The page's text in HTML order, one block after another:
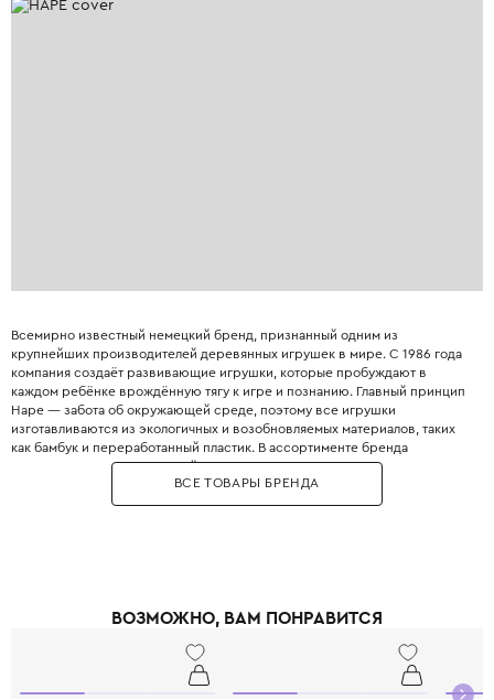
Всемирно известный немецкий бренд, признанный одним из
крупнейших производителей деревянных игрушек в мире. С 1986 года
компания создаёт развивающие игрушки, которые пробуждают в
каждом ребёнке врождённую тягу к игре и познанию. Главный принцип
Hape — забота об окружающей среде, поэтому все игрушки
изготавливаются из экологичных и возобновляемых материалов, таких
как бамбук и переработанный пластик. В ассортименте бренда
представлены десятки серий: от деревянных сортеров и пазлов для
самых маленьких до сложных конструкторов и лабиринтов Quadrilla для
детей постарше. Hape также предлагает уникальные игрушки из
логику и моторику, но и радует глаз яркими, продуманными формами.
инструменты и наборы для творчества, стимулирующие всестороннее
развитие малыша. Hape — это выбор родителей, которые хотят, чтобы
игрушки их детей были безопасными, долговечными и вдохновляли на
ВСЕ ТОВАРЫ БРЕНДА
ВОЗМОЖНО, ВАМ ПОНРАВИТСЯ